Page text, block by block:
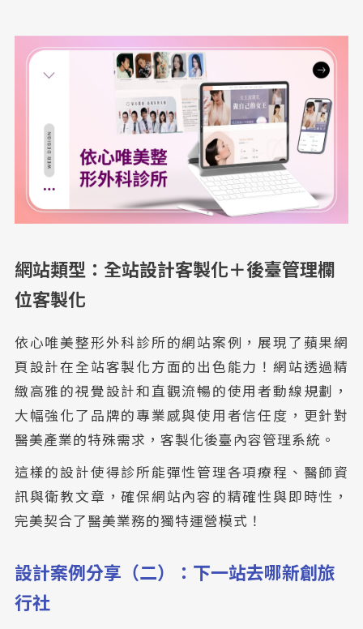
網站類型：全站設計客製化＋後臺管理欄
位客製化
依心唯美整形外科診所的網站案例，展現了蘋果網
頁設計在全站客製化方面的出色能力！網站透過精
緻高雅的視覺設計和直觀流暢的使用者動線規劃，
大幅強化了品牌的專業感與使用者信任度，更針對
醫美產業的特殊需求，客製化後臺內容管理系統。
這樣的設計使得診所能彈性管理各項療程、醫師資
訊與衛教文章，確保網站內容的精確性與即時性，
完美契合了醫美業務的獨特運營模式！
設計案例分享（二）：下一站去哪新創旅
行社